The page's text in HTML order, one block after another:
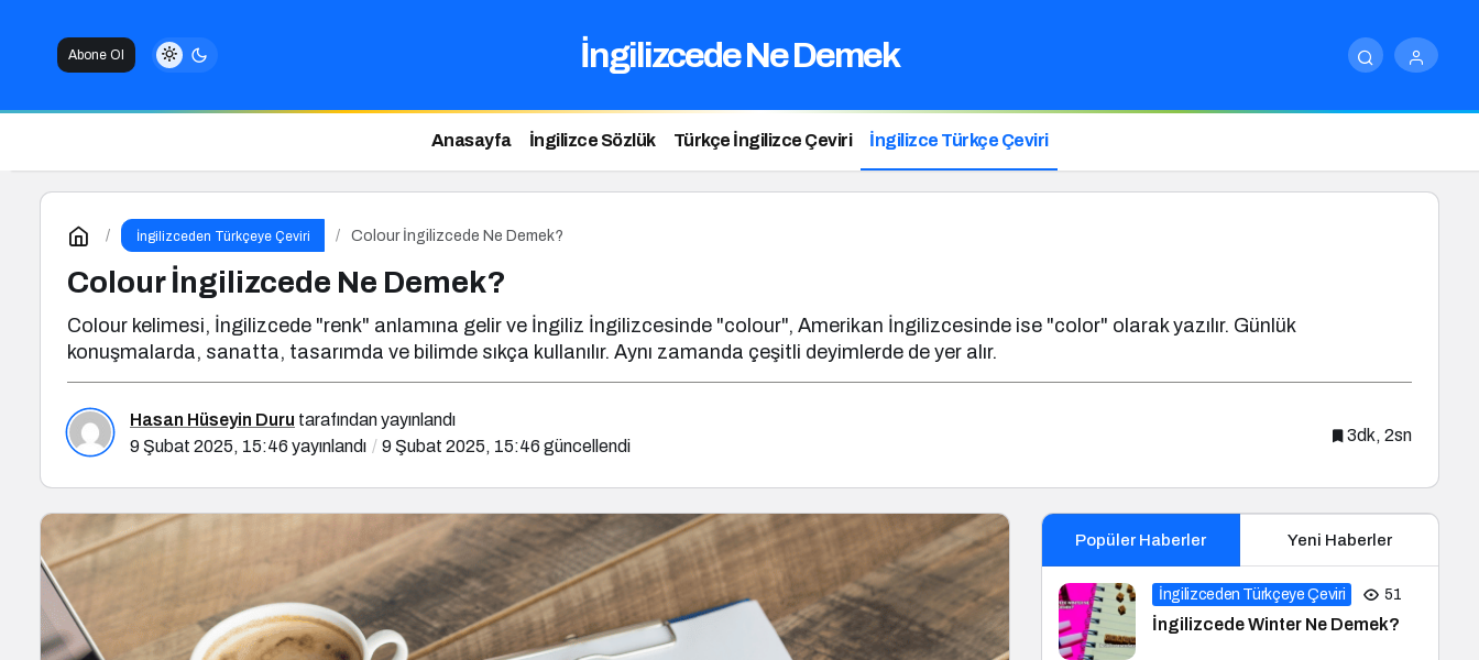
Abone Ol İngilizcede Ne Demek
Anasayfa İngilizce Sözlük Türkçe İngilizce Çeviri İngilizce Türkçe Çeviri
İngilizceden Türkçeye Çeviri Colour İngilizcede Ne Demek?
Colour İngilizcede Ne Demek?
Colour kelimesi, İngilizcede "renk" anlamına gelir ve İngiliz İngilizcesinde "colour", Amerikan İngilizcesinde ise "color" olarak yazılır. Günlük
konuşmalarda, sanatta, tasarımda ve bilimde sıkça kullanılır. Aynı zamanda çeşitli deyimlerde de yer alır.
Hasan Hüseyin Duru tarafından yayınlandı
9 Şubat 2025, 15:46 yayınlandı 9 Şubat 2025, 15:46 güncellendi
3dk, 2sn
Popüler Haberler Yeni Haberler
İngilizceden Türkçeye Çeviri 51
İngilizcede Winter Ne Demek?